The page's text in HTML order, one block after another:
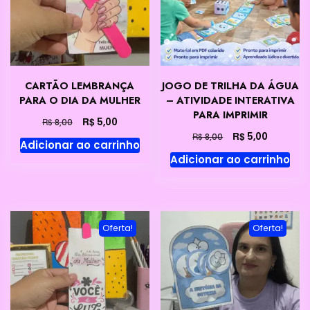
CARTÃO LEMBRANÇA
PARA O DIA DA MULHER
R$8,00
preço
original
R$5,00O
preço
atual
Adicionar ao carrinho
JOGO DE TRILHA DA ÁGUA
– ATIVIDADE INTERATIVA
PARA IMPRIMIR
R$8,00
preço
original
R$ 5,00
preço
atual
Adicionar ao carrinho
Oferta! Oferta!